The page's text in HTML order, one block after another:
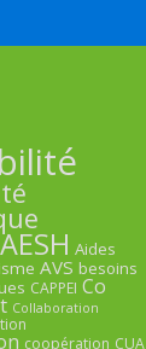
AESH Aides
AVS besoins
CAPPEI Co
Collaboration
coopération CUA